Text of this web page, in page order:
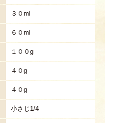
３０ml
６０ml
１００g
４０g
４０g
小さじ1/4